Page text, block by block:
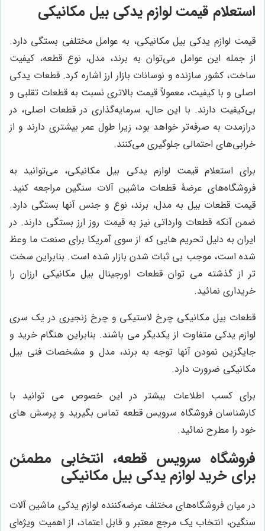
استعلام قیمت لوازم یدکی بیل مکانیکی
قیمت لوازم یدکی بیل مکانیکی، به عوامل مختلفی بستگی دارد.
از جمله این عوامل می‌توان به برند، مدل، نوع قطعه، کیفیت
ساخت، کشور سازنده و نوسانات بازار ارز اشاره کرد. قطعات یدکی
اصلی و با کیفیت، معمولاً قیمت بالاتری نسبت به قطعات تقلبی و
بی‌کیفیت دارند. با این حال، سرمایه‌گذاری در قطعات اصلی، در
درازمدت به صرفه‌تر خواهد بود، زیرا طول عمر بیشتری دارند و از
خرابی‌های احتمالی جلوگیری می‌کنند.
برای استعلام قیمت لوازم یدکی بیل مکانیکی، می‌توانید به
فروشگاه‌های عرضۀ قطعات ماشین آلات سنگین مراجعه کنید.
قیمت قطعات بیل به مدل، برند، نوع و جنس آنها بستگی دارد.
ضمن آنکه قطعات وارداتی نیز به قیمت روز ارز بستگی دارند. در
ایران به دلیل تحریم هایی که از سوی آمریکا برای صنعت ما وعظ
شده است، موجب بی ثبات شدن بازار شده است. بنابراین سخت
تر از گذشته می توان قطعات اورجینال بیل مکانیکی ارزان را
خریداری نمائید.
قطعات بیل مکانیکی چرخ لاستیکی و چرخ زنجیری در یک سری
لوازم یدکی متفاوت از یکدیگر می باشند. بنابراین هنگام خرید و
جایگزین نمودن آنها توجه به برند، مدل و مشخصات فنی بیل
مکانیکی ضرورت دارد.
برای کسب اطلاعات بیشتر در این خصوص می توانید با
کارشناسان فروشگاه سرویس قطعه تماس بگیرید و پرسش های
خود را مطرح نمائید.
فروشگاه سرویس قطعه، انتخابی مطمئن
برای خرید لوازم یدکی بیل مکانیکی
در میان فروشگاه‌های مختلف عرضه‌کننده لوازم یدکی ماشین آلات
سنگین، انتخاب یک مرجع معتبر و قابل اعتماد، از اهمیت ویژه‌ای